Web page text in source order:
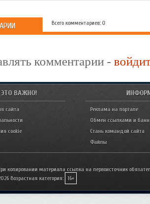
Всего комментариев: 0
комментарии -
ВАЖНО!
сайта
cookie
Реклама на портале
Обмен ссылками и
Стань командой сайта
Файлы
копировании материала ссылка на первоисточник
Возрастная категория: 16+